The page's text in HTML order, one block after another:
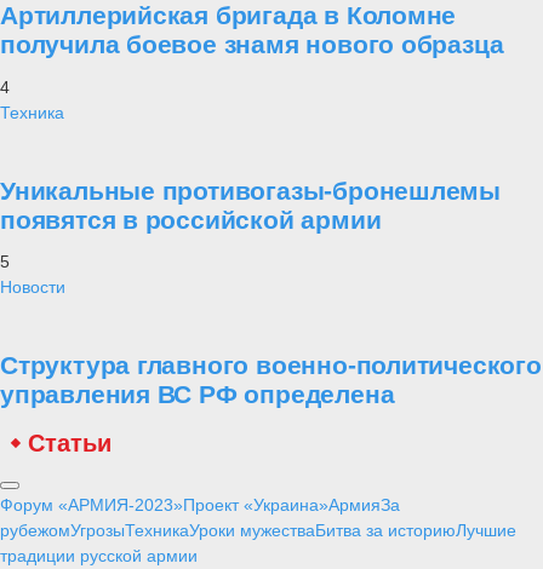
Артиллерийская бригада в Коломне
получила боевое знамя нового образца
4
Техника
Уникальные противогазы-бронешлемы
появятся в российской армии
5
Новости
Структура главного военно-политического
управления ВС РФ определена
Статьи
Форум «АРМИЯ-2023»Проект «Украина»АрмияЗа
рубежомУгрозыТехникаУроки мужестваБитва за историюЛучшие
традиции русской армии